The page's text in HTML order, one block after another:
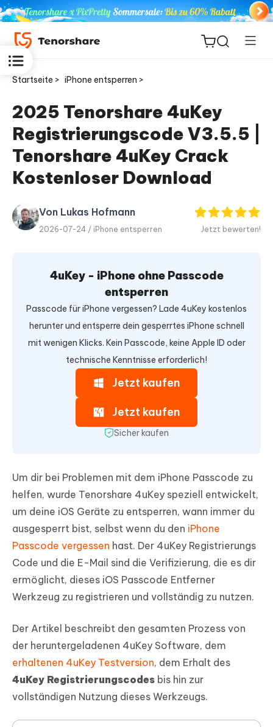
ReiBoot
PDNob
Editor
Startseite > iPhone entsperren >
2025 Tenorshare 4uKey
Registrierungscode V3.5.5 |
Tenorshare 4uKey Crack
Kostenloser Download
Von Lukas Hofmann
2026-07-24 / iPhone entsperren Jetzt bewerten!
4uKey - iPhone ohne Passcode
entsperren
Passcode für iPhone vergessen? Lade 4uKey kostenlos
herunter und entsperre dein gesperrtes iPhone schnell
mit wenigen Klicks. Kein Passcode, keine Apple ID oder
technische Kenntnisse erforderlich!
Jetzt kaufen
Jetzt kaufen
Sicher kaufen
Um dir bei Problemen mit dem iPhone Passcode zu
helfen, wurde Tenorshare 4uKey speziell entwickelt,
um deine iOS Geräte zu entsperren, wann immer du
ausgesperrt bist, selbst wenn du den iPhone
Passcode vergessen hast. Der 4uKey Registrierungs
Code und die E-Mail sind die Verifizierung, die es dir
ermöglicht, dieses iOS Passcode Entferner
Werkzeug zu registrieren und vollständig zu nutzen.
Der Artikel beschreibt den gesamten Prozess von
der heruntergeladenen 4uKey Software, dem
erhaltenen 4uKey Testversion, dem Erhalt des
4uKey Registrierungscodes bis hin zur
vollständigen Nutzung dieses Werkzeugs.